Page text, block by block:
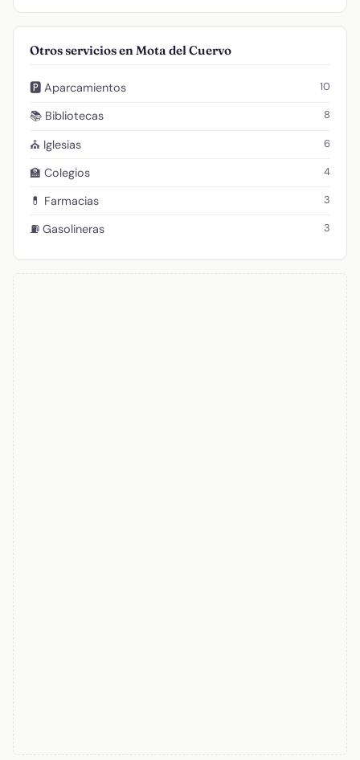
Otros servicios en Mota del Cuervo
🅿️ Aparcamientos 10
📚 Bibliotecas 8
⛪ Iglesias 6
🏫 Colegios 4
💊 Farmacias 3
⛽ Gasolineras 3